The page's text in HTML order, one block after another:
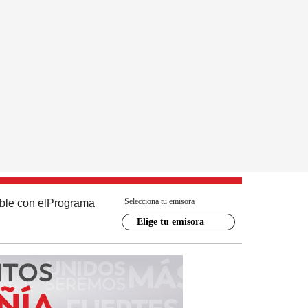
con el Programa Selecciona tu emisora
Elige tu emisora